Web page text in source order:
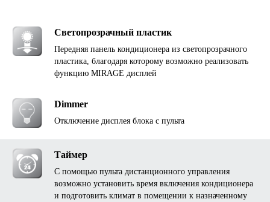
Светопрозрачный пластик
Передняя панель кондиционера из светопрозрачного
пластика, благодаря которому возможно реализовать
функцию MIRAGE дисплей
Dimmer
Отключение дисплея блока с пульта
Таймер
С помощью пульта дистанционного управления
возможно установить время включения кондиционера
и подготовить климат в помещении к назначенному